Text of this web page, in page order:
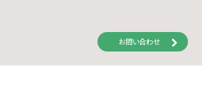
お問い合わせ